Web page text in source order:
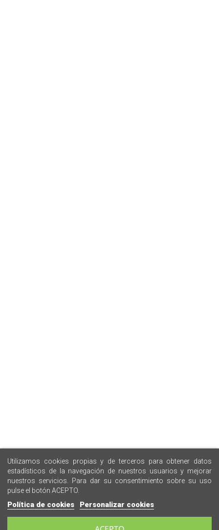
Utilizamos cookies propias y de terceros para obtener datos
estadísticos de la navegación de nuestros usuarios y mejorar
nuestros servicios. Para dar su consentimiento sobre su uso
pulse el botón ACEPTO.
Política de cookies Personalizar cookies